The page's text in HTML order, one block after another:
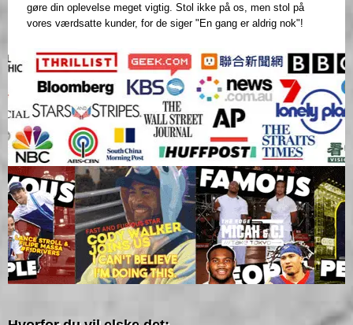
gøre din oplevelse meget vigtig. Stol ikke på os, men stol på
vores værdsatte kunder, for de siger "En gang er aldrig nok"!